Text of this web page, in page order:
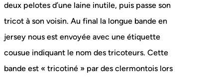
deux pelotes d’une laine inutile, puis passe son
tricot à son voisin. Au final la longue bande en
jersey nous est envoyée avec une étiquette
cousue indiquant le nom des tricoteurs. Cette
bande est « tricotiné » par des clermontois lors